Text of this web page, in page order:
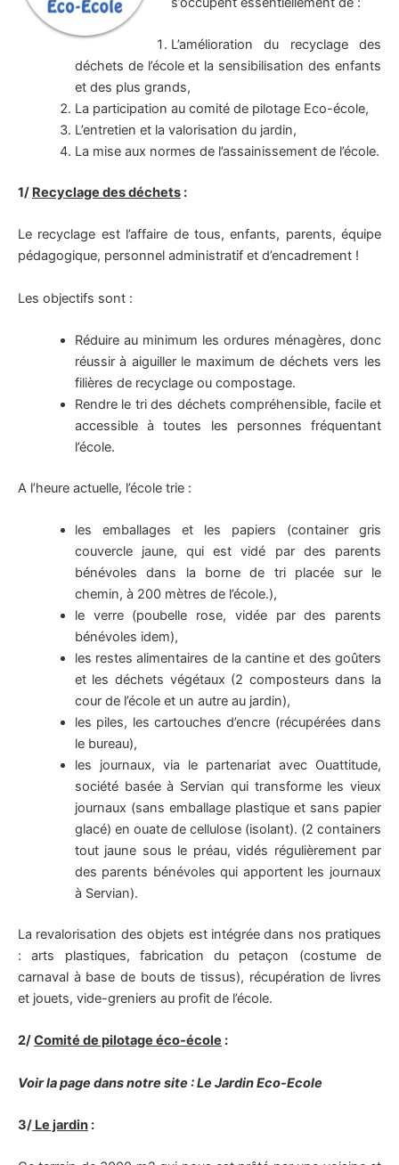
L’amélioration du recyclage des
déchets de l’école et la sensibilisation des enfants
et des plus grands,
La participation au comité de pilotage Eco-école,
L’entretien et la valorisation du jardin,
La mise aux normes de l’assainissement de l’école.
1/ Recyclage des déchets :
Le recyclage est l’affaire de tous, enfants, parents, équipe
pédagogique, personnel administratif et d’encadrement !
Les objectifs sont :
Réduire au minimum les ordures ménagères, donc
réussir à aiguiller le maximum de déchets vers les
filières de recyclage ou compostage.
Rendre le tri des déchets compréhensible, facile et
accessible à toutes les personnes fréquentant
l’école.
A l’heure actuelle, l’école trie :
les emballages et les papiers (container gris
couvercle jaune, qui est vidé par des parents
bénévoles dans la borne de tri placée sur le
chemin, à 200 mètres de l’école.),
le verre (poubelle rose, vidée par des parents
bénévoles idem),
les restes alimentaires de la cantine et des goûters
et les déchets végétaux (2 composteurs dans la
cour de l’école et un autre au jardin),
les piles, les cartouches d’encre (récupérées dans
le bureau),
les journaux, via le partenariat avec Ouattitude,
société basée à Servian qui transforme les vieux
journaux (sans emballage plastique et sans papier
glacé) en ouate de cellulose (isolant). (2 containers
tout jaune sous le préau, vidés régulièrement par
des parents bénévoles qui apportent les journaux
à Servian).
La revalorisation des objets est intégrée dans nos pratiques
: arts plastiques, fabrication du petaçon (costume de
carnaval à base de bouts de tissus), récupération de livres
et jouets, vide-greniers au profit de l’école.
2/Comité de pilotage éco-école :
Voir la page dans notre site : Le JardinEco-Ecole
3/ Le jardin :